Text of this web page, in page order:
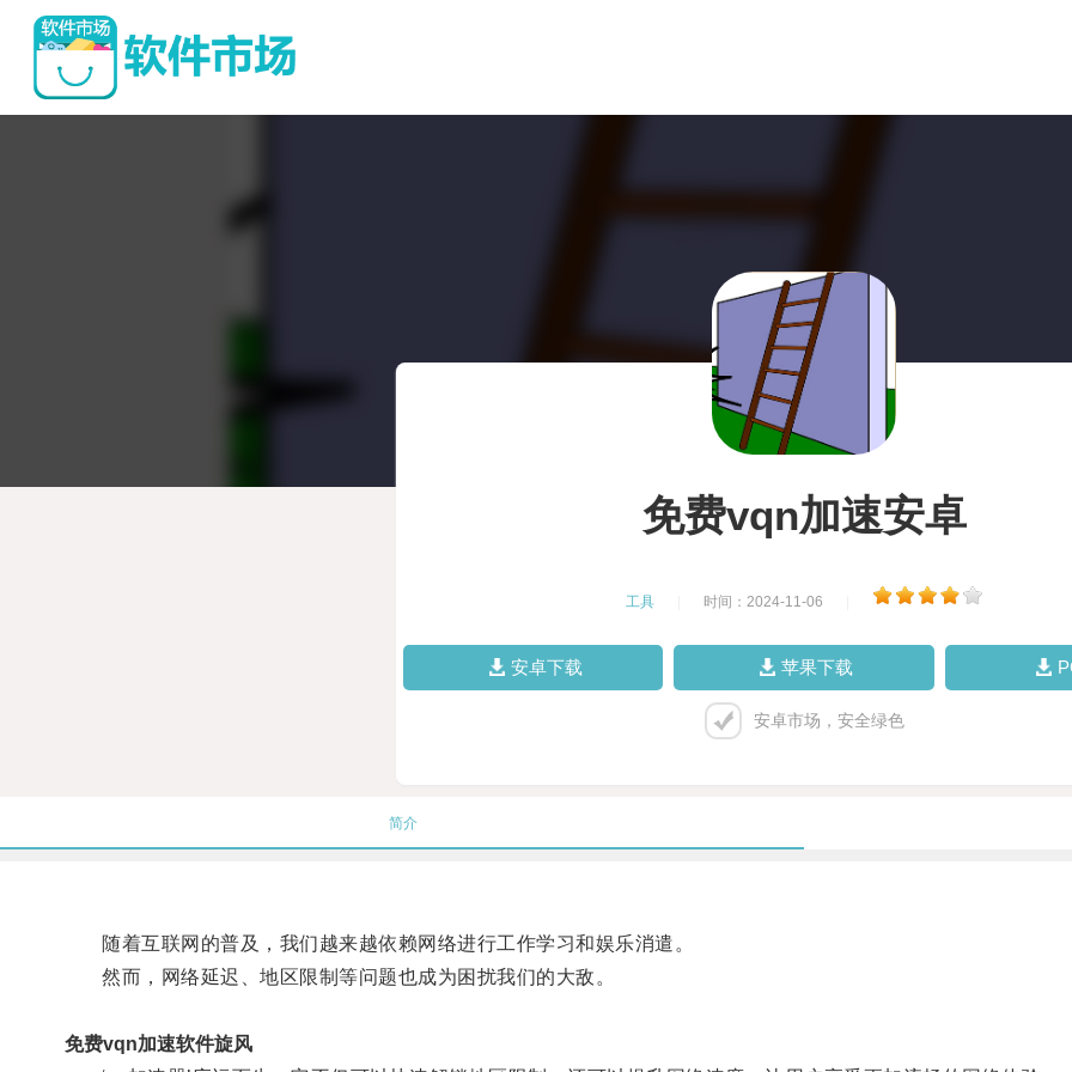
免费vqn加速安卓
工具 时间：2024-11-06
安卓下载 苹果下载
安卓市场，安全绿色
简介
随着互联网的普及，我们越来越依赖网络进行工作学习和娱乐消遣。
然而，网络延迟、地区限制等问题也成为困扰我们的大敌。
免费vqn加速软件旋风